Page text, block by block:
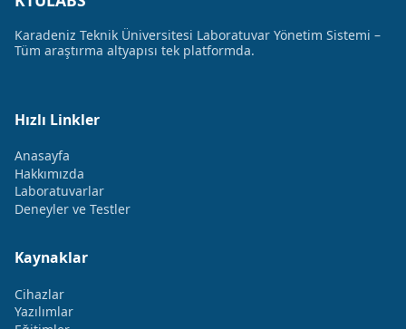
Karadeniz Teknik Üniversitesi Laboratuvar Yönetim Sistemi –
Tüm araştırma altyapısı tek platformda.
Hızlı Linkler
Anasayfa
Hakkımızda
Laboratuvarlar
Deneyler ve Testler
Kaynaklar
Cihazlar
Yazılımlar